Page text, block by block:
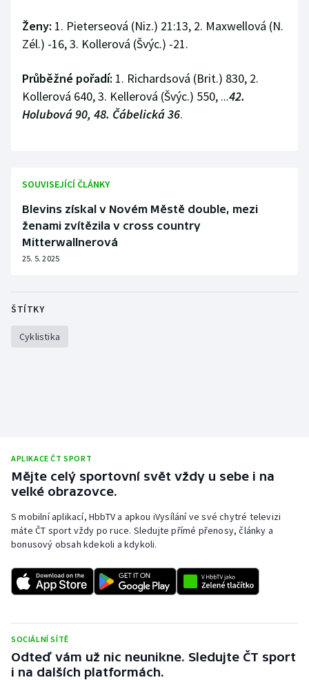
Stolní tenis
Veslování
Ostatní
Ženy: 1. Pieterseová (Niz.) 21:13, 2. Maxwellová (N.
Zél.) -16, 3. Kollerová (Švýc.) -21.
Průběžné pořadí: 1. Richardsová (Brit.) 830, 2.
Kollerová 640, 3. Kellerová (Švýc.) 550, ...42.
Holubová 90, 48. Čábelická 36.
SOUVISEJÍCÍ ČLÁNKY
Blevins získal v Novém Městě double, mezi
ženami zvítězila v cross country
Mitterwallnerová
25. 5. 2025
ŠTÍTKY
Cyklistika
APLIKACE ČT SPORT
Mějte celý sportovní svět vždy u sebe i na
velké obrazovce.
S mobilní aplikací, HbbTV a apkou iVysílání ve své chytré televizi
máte ČT sport vždy po ruce. Sledujte přímé přenosy, články a
bonusový obsah kdekoli a kdykoli.
SOCIÁLNÍ SÍTĚ
Odteď vám už nic neunikne. Sledujte ČT sport
i na dalších platformách.